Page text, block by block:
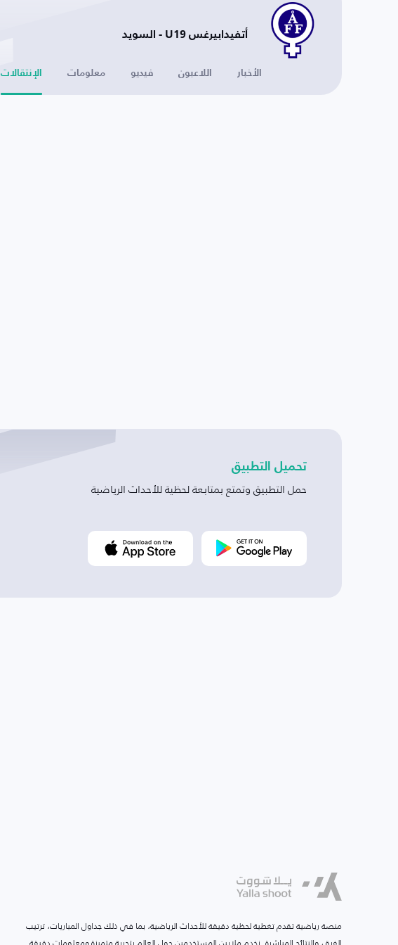
أتفيدابيرغس U19 - السويد
الأخبار اللاعبون فيديو معلومات الإنتقالات
تحميل التطبيق
حمل التطبيق وتمتع بمتابعة لحظية للأحداث الرياضية
منصة رياضية تقدم تغطية لحظية دقيقة للأحداث الرياضية، بما في ذلك جداول المباريات، ترتيب